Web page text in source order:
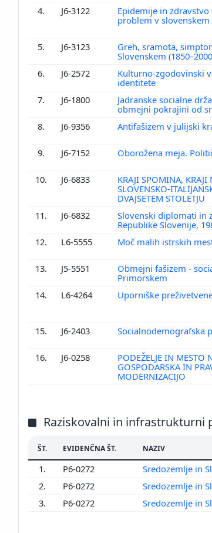
4. J6-3122
Epidemije in
problem v
5. J6-3123
Greh, sramota,
Slovenskem
6. J6-2572
Kulturno-zgodovinski
identitete
7. J6-1800
Jadranske socialne
obmejni pokrajini od
8. J6-9356 Antifašizem v julijski
9. J6-7152 Oborožena meja.
10. J6-6833
KRAJI SPOMINA,
SLOVENSKO-
DVAJSETEM STOLETJU
11. J6-6832
Slovenski diplomati in
Republike Slovenije,
12. L6-5555 Moč malih istrskih
13. J5-5551
Obmejni fašizem -
Primorskem
14. L6-4264 Uporniške
15. J6-2403 Socialnodemografska
16. J6-0258
PODEŽELJE IN MESTO
GOSPODARSKA IN
MODERNIZACIJO
Raziskovalni in infrastrukturni
ŠT. EVIDENČNA ŠT. NAZIV
1. P6-0272 Sredozemlje in
2.
P6-0272 Sredozemlje in
3.
P6-0272 Sredozemlje in